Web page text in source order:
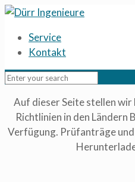
Service
Kontakt
Auf dieser Seite stellen wir
Richtlinien in den Ländern
Verfügung. Prüfanträge